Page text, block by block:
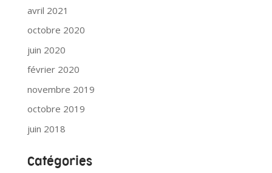
avril 2021
octobre 2020
juin 2020
février 2020
novembre 2019
octobre 2019
juin 2018
Catégories